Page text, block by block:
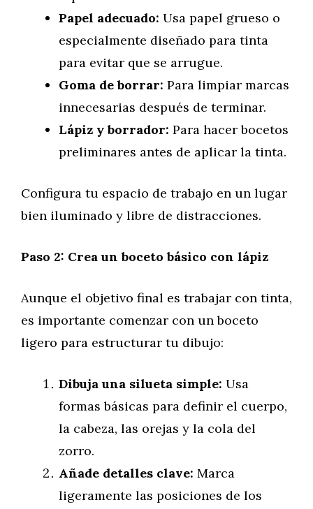
Papel adecuado: Usa papel grueso o
especialmente diseñado para tinta
para evitar que se arrugue.
Goma de borrar: Para limpiar marcas
innecesarias después de terminar.
Lápiz y borrador: Para hacer bocetos
preliminares antes de aplicar la tinta.
Configura tu espacio de trabajo en un lugar
bien iluminado y libre de distracciones.
Paso 2: Crea un boceto básico con lápiz
Aunque el objetivo final es trabajar con tinta,
es importante comenzar con un boceto
ligero para estructurar tu dibujo:
Dibuja una silueta simple: Usa
formas básicas para definir el cuerpo,
la cabeza, las orejas y la cola del
zorro.
Añade detalles clave: Marca
ligeramente las posiciones de los